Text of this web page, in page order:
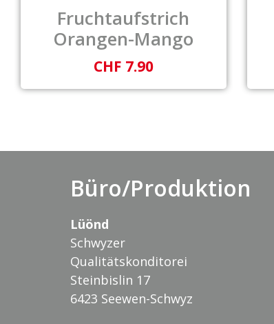
Fruchtaufstrich
Orangen-Mango
CHF 7.90
Büro/Produktion
Lüönd
Schwyzer
Qualitätskonditorei
Steinbislin 17
6423 Seewen-Schwyz